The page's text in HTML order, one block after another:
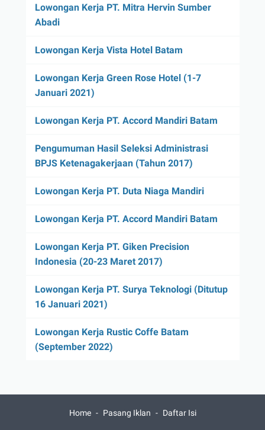
Lowongan Kerja PT. Mitra Hervin Sumber
Abadi
Lowongan Kerja Vista Hotel Batam
Lowongan Kerja Green Rose Hotel (1-7
Januari 2021)
Lowongan Kerja PT. Accord Mandiri Batam
Pengumuman Hasil Seleksi Administrasi
BPJS Ketenagakerjaan (Tahun 2017)
Lowongan Kerja PT. Duta Niaga Mandiri
Lowongan Kerja PT. Accord Mandiri Batam
Lowongan Kerja PT. Giken Precision
Indonesia (20-23 Maret 2017)
Lowongan Kerja PT. Surya Teknologi (Ditutup
16 Januari 2021)
Lowongan Kerja Rustic Coffe Batam
(September 2022)
Home Pasang Iklan Daftar Isi